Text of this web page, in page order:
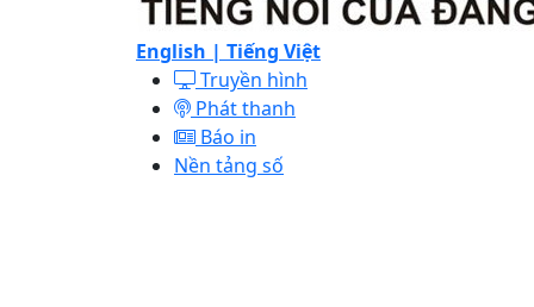
English | Tiếng Việt
Truyền hình
Phát thanh
Báo in
Nền tảng số